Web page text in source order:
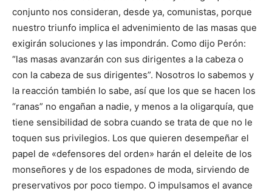
conjunto nos consideran, desde ya, comunistas, porque
nuestro triunfo implica el advenimiento de las masas que
exigirán soluciones y las impondrán. Como dijo Perón:
“las masas avanzarán con sus dirigentes a la cabeza o
con la cabeza de sus dirigentes”. Nosotros lo sabemos y
la reacción también lo sabe, así que los que se hacen los
“ranas” no engañan a nadie, y menos a la oligarquía, que
tiene sensibilidad de sobra cuando se trata de que no le
toquen sus privilegios. Los que quieren desempeñar el
papel de «defensores del orden» harán el deleite de los
monseñores y de los espadones de moda, sirviendo de
preservativos por poco tiempo. O impulsamos el avance